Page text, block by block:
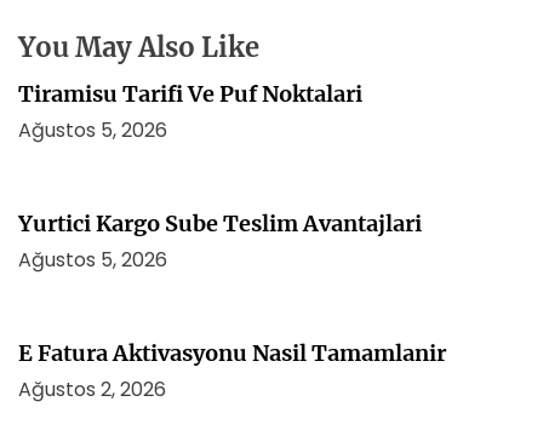
You May Also Like
Tiramisu Tarifi Ve Puf Noktalari
Ağustos 5, 2026
Yurtici Kargo Sube Teslim Avantajlari
Ağustos 5, 2026
E Fatura Aktivasyonu Nasil Tamamlanir
Ağustos 2, 2026